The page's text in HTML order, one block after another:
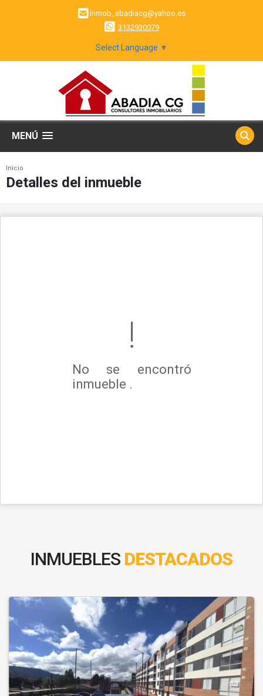
inmob_abadiacg@yahoo.es
3132930079
Select Language ▼
MENÚ
Inicio
Detalles del inmueble
No se encontró
inmueble .
INMUEBLES DESTACADOS